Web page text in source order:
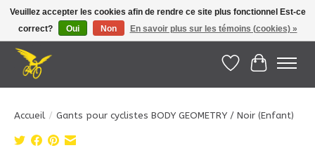
Le Pédalier | Îles de la Madeleine |info@lepedalier.com| 1-418-986-2965
Liste dePanier
Accueil / Gants pour cyclistes BODY GEOMETRY / Noir (Enfant)
Veuillez accepter les cookies afin de rendre ce site plus fonctionnel Est-ce
correct?
Oui Non En savoir plus sur les témoins (cookies) »